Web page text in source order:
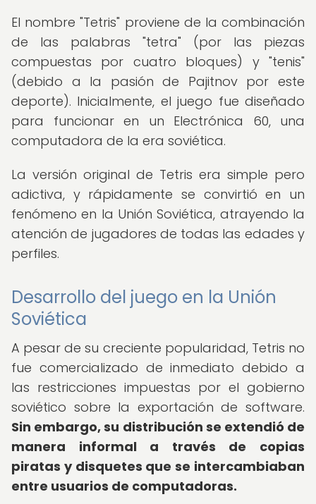
El nombre "Tetris" proviene de la combinación
de las palabras "tetra" (por las piezas
compuestas por cuatro bloques) y "tenis"
(debido a la pasión de Pajitnov por este
deporte). Inicialmente, el juego fue diseñado
para funcionar en un Electrónica 60, una
computadora de la era soviética.
La versión original de Tetris era simple pero
adictiva, y rápidamente se convirtió en un
fenómeno en la Unión Soviética, atrayendo la
atención de jugadores de todas las edades y
perfiles.
Desarrollo del juego en la Unión
Soviética
A pesar de su creciente popularidad, Tetris no
fue comercializado de inmediato debido a
las restricciones impuestas por el gobierno
soviético sobre la exportación de software.
Sin embargo, su distribución se extendió de
manera informal a través de copias
piratas y disquetes que se intercambiaban
entre usuarios de computadoras.